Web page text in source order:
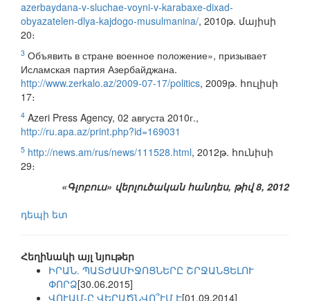
azerbaydana-v-sluchae-voyni-v-karabaxe-dixad-
obyazatelen-dlya-kajdogo-musulmanina/, 2010թ. մայիսի
20։
3 Объявить в стране военное положение», призывает
Исламская партия Азербайджана.
http://www.zerkalo.az/2009-07-17/politics, 2009թ. հուլիսի
17։
4 Azeri Press Agency, 02 августа 2010г.,
http://ru.apa.az/print.php?id=169031
5 http://news.am/rus/news/111528.html, 2012թ. հունիսի
29։
«Գլոբուս» վերլուծական հանդես, թիվ 8, 2012
դեպի ետ
Հեղինակի այլ նյութեր
ԻՐԱՆ. ՊԱՏԺԱՄԻՋՈՑՆԵՐԸ ՇՐՋԱՆՑԵԼՈՒ
ՓՈՐՁ[30.06.2015]
ՎՈՒԱՄ-Ը ՎԵՐԱԾՆՎՈ՞ՒՄ Է[01.09.2014]